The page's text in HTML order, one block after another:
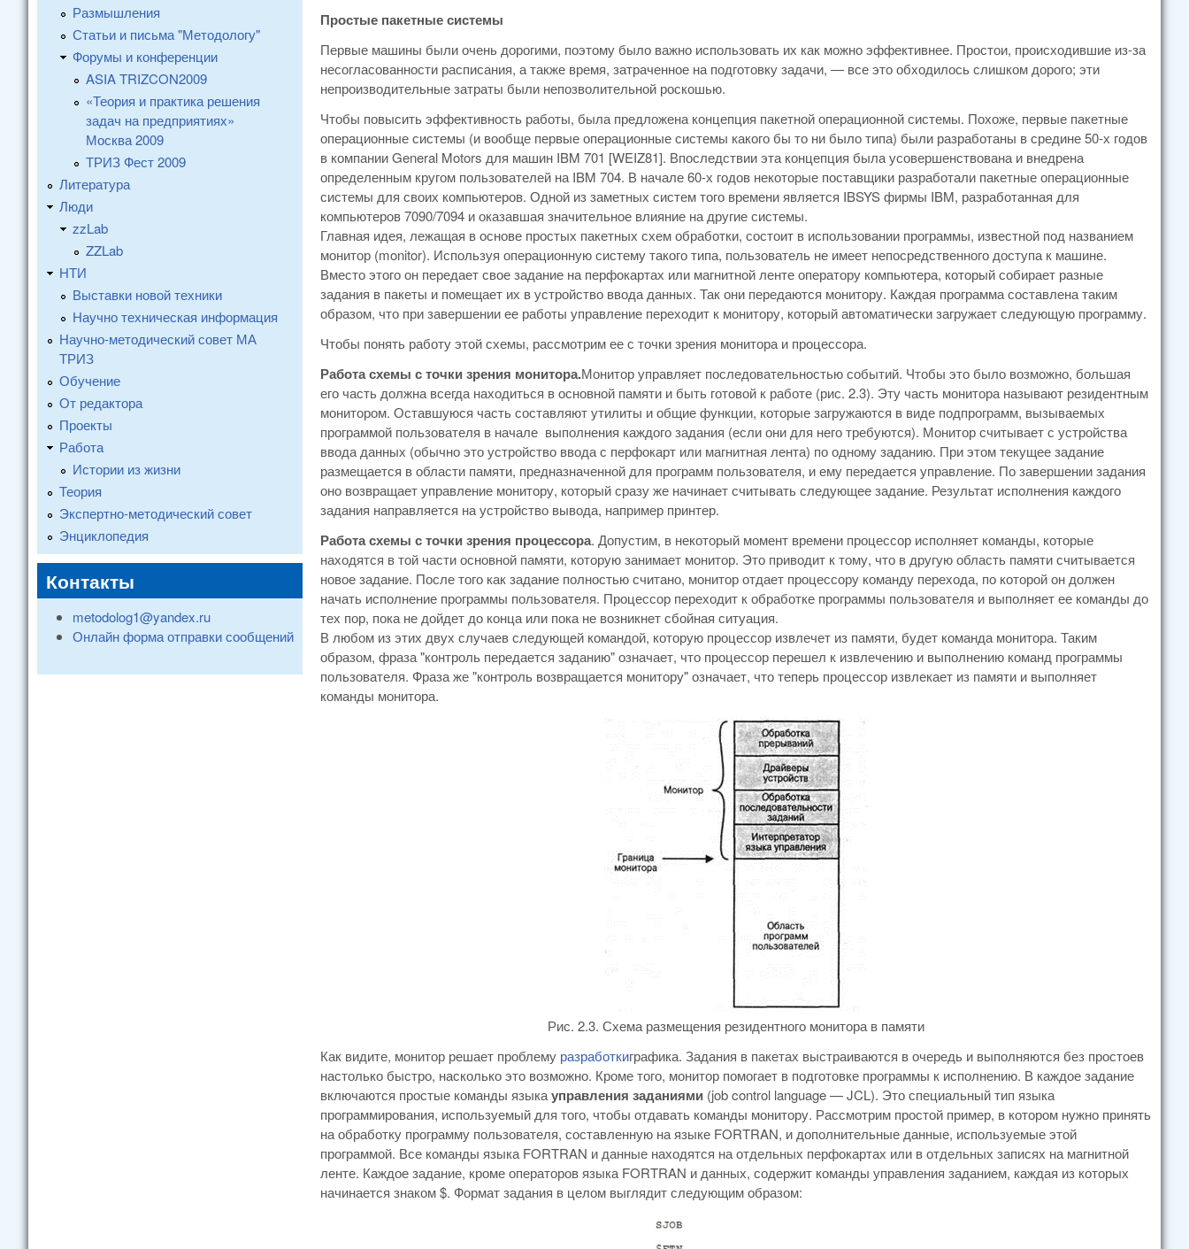
Простые пакетные системы
Первые машины были очень дорогими, поэтому было важно использовать их как можно эффективнее. Простои, происходившие из-за
несогласованности расписания, а также время, затраченное на подготовку задачи, — все это обходилось слишком дорого; эти
непроизводительные затраты были непозволительной роскошью.
Чтобы повысить эффективность работы, была предложена концепция пакетной операционной системы. Похоже, первые пакетные
операционные системы (и вообще первые операционные системы какого бы то ни было типа) были разработаны в средине 50-х годов
в компании General Motors для машин IBM 701 [WEIZ81]. Впоследствии эта концепция была усовершенствована и внедрена
определенным кругом пользователей на IBM 704. В начале 60-х годов некоторые поставщики разработали пакетные операционные
системы для своих компьютеров. Одной из заметных систем того времени является IBSYS фирмы IBM, разработанная для
компьютеров 7090/7094 и оказавшая значительное влияние на другие системы.
Главная идея, лежащая в основе простых пакетных схем обработки, состоит в использовании программы, известной под названием
монитор (monitor). Используя операционную систему такого типа, пользователь не имеет непосредственного доступа к машине.
Вместо этого он передает свое задание на перфокартах или магнитной ленте оператору компьютера, который собирает разные
задания в пакеты и помещает их в устройство ввода данных. Так они передаются монитору. Каждая программа составлена таким
образом, что при завершении ее работы управление переходит к монитору, который автоматически загружает следующую программу.
Чтобы понять работу этой схемы, рассмотрим ее с точки зрения монитора и процессора.
Работа схемы с точки зрения монитора.Монитор управляет последовательностью событий. Чтобы это было возможно, большая
его часть должна всегда находиться в основной памяти и быть готовой к работе (рис. 2.3). Эту часть монитора называют резидентным
монитором. Оставшуюся часть составляют утилиты и общие функции, которые загружаются в виде подпрограмм, вызываемых
программой пользователя в начале выполнения каждого задания (если они для него требуются). Монитор считывает с устройства
ввода данных (обычно это устройство ввода с перфокарт или магнитная лента) по одному заданию. При этом текущее задание
размещается в области памяти, предназначенной для программ пользователя, и ему передается управление. По завершении задания
оно возвращает управление монитору, который сразу же начинает считывать следующее задание. Результат исполнения каждого
задания направляется на устройство вывода, например принтер.
Работа схемы с точки зрения процессора. Допустим, в некоторый момент времени процессор исполняет команды, которые
находятся в той части основной памяти, которую занимает монитор. Это приводит к тому, что в другую область памяти считывается
новое задание. После того как задание полностью считано, монитор отдает процессору команду перехода, по которой он должен
начать исполнение программы пользователя. Процессор переходит к обработке программы пользователя и выполняет ее команды до
тех пор, пока не дойдет до конца или пока не возникнет сбойная ситуация.
В любом из этих двух случаев следующей командой, которую процессор извлечет из памяти, будет команда монитора. Таким
образом, фраза "контроль передается заданию" означает, что процессор перешел к извлечению и выполнению команд программы
пользователя. Фраза же "контроль возвращается монитору" означает, что теперь процессор извлекает из памяти и выполняет
команды монитора.
Рис. 2.3. Схема размещения резидентного монитора в памяти
Как видите, монитор решает проблему разработкиграфика. Задания в пакетах выстраиваются в очередь и выполняются без простоев
настолько быстро, насколько это возможно. Кроме того, монитор помогает в подготовке программы к исполнению. В каждое задание
включаются простые команды языкауправления заданиями (job control language — JCL). Это специальный тип языка
программирования, используемый для того, чтобы отдавать команды монитору. Рассмотрим простой пример, в котором нужно принять
на обработку программу пользователя, составленную на языке FORTRAN, и дополнительные данные, используемые этой
программой. Все команды языка FORTRAN и данные находятся на отдельных перфокартах или в отдельных записях на магнитной
ленте. Каждое задание, кроме операторов языка FORTRAN и данных, содержит команды управления заданием, каждая из которых
начинается знаком $. Формат задания в целом выглядит следующим образом:
Размышления
Статьи и письма "Методологу"
Форумы и конференции
ASIA TRIZCON2009
«Теория и практика решения
задач на предприятиях»
Москва 2009
ТРИЗ Фест 2009
Литература
Люди
zzLab
ZZLab
НТИ
Выставки новой техники
Научно техническая информация
Научно-методический совет МА
ТРИЗ
Обучение
От редактора
Проекты
Работа
Истории из жизни
Теория
Экспертно-методический совет
Энциклопедия
Контакты
metodolog1@yandex.ru
Онлайн форма отправки сообщений